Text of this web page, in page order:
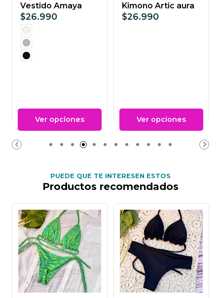
Vestido Amaya
$26.990
Ver opciones
Kimono Artic aura
$26.990
Ver opciones
PUEDE QUE TE INTERESEN ESTOS
Productos recomendados